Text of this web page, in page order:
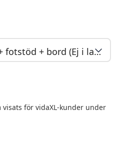
2x hörn + 2x mitten + fotstöd + bord (Ej i lager)
för vidaXL-kunder under